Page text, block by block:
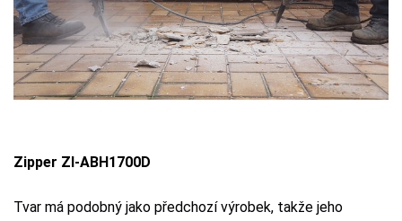
Zipper ZI-ABH1700D
Tvar má podobný jako předchozí výrobek, takže jeho